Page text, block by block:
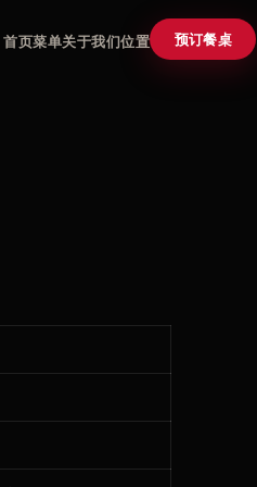
首页菜单关于我们位置 预订餐桌